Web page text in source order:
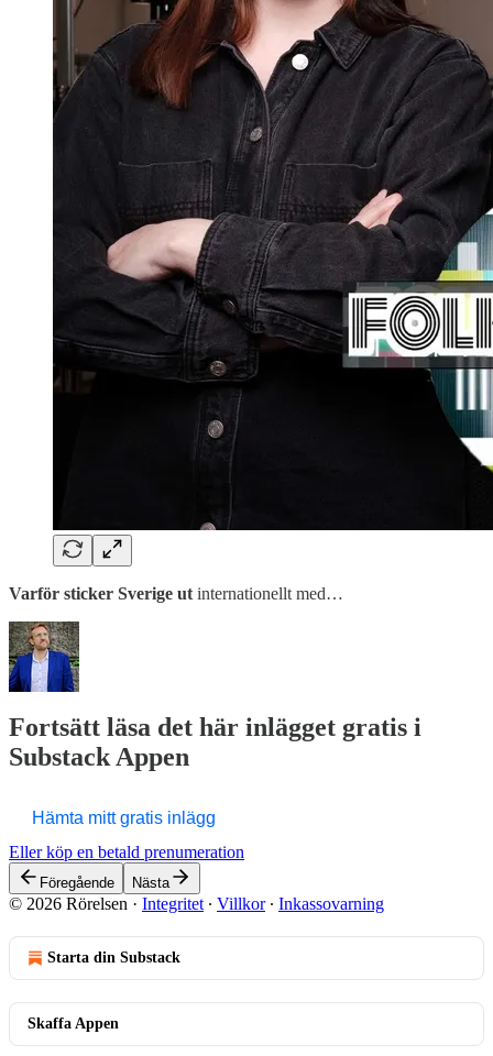
Varför sticker Sverige ut internationellt med…
Fortsätt läsa det här inlägget gratis i
Substack Appen
Hämta mitt gratis inlägg
Eller köp en betald prenumeration
Föregående Nästa
© 2026 Rörelsen · Integritet ∙ Villkor∙ Inkassovarning
Starta din Substack
Skaffa Appen